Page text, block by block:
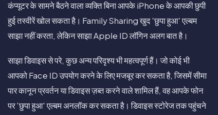
कंप्यूटर के सामने बैठने वाला व्यक्ति बिना आपके iPhone के आपकी छुपी
हुई तस्वीरें खोल सकता है। Family Sharing खुद 'छुपा हुआ' एल्बम
साझा नहीं करता, लेकिन साझा Apple ID लॉगिन अलग बात है।
साझा डिवाइस से परे, कुछ अन्य परिदृश्य भी महत्वपूर्ण हैं। जो कोई भी
आपको Face ID उपयोग करने के लिए मजबूर कर सकता है, जिसमें सीमा
पार कानून प्रवर्तन या डिवाइस ज़ब्त करने वाले शामिल हैं, वह आपके फोन
पर 'छुपा हुआ' एल्बम अनलॉक कर सकता है। डिवाइस स्टोरेज तक पहुंचने